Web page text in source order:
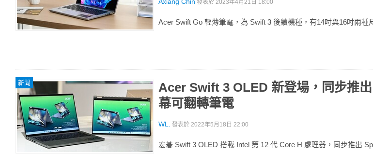
Axiang Chin 發表於 2023年4月21日 18:00
Acer Swift Go 輕薄筆電，為 Swift 3 後續機種，有14吋與16吋兩種
新聞
Acer Swift 3 OLED 新登場，同步推
幕可翻轉筆電
WL. 發表於 2022年5月18日 22:00
宏碁 Swift 3 OLED 搭載 Intel 第 12 代 Core H 處理器，同步推出